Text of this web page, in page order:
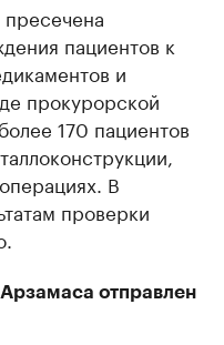
пациентов к
и
прокурорской
170 пациентов
В
проверки
отправлен